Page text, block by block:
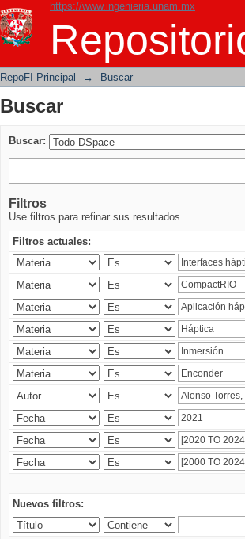
https://www.ingenieria.unam.mx
Buscar
RepoFI Principal → Buscar
Buscar
Buscar:
Filtros
Use filtros para refinar sus resultados.
Filtros actuales:
Nuevos filtros: